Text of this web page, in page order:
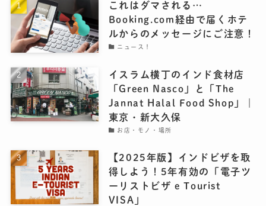
これはダマされる…
Booking.com経由で届くホテ
ルからのメッセージにご注意！
ニュース！
イスラム横丁のインド食材店
「Green Nasco」と「The
Jannat Halal Food Shop」｜
東京・新大久保
お店・モノ・場所
【2025年版】インドビザを取
得しよう！5年有効の「電子ツ
ーリストビザ e Tourist
VISA」